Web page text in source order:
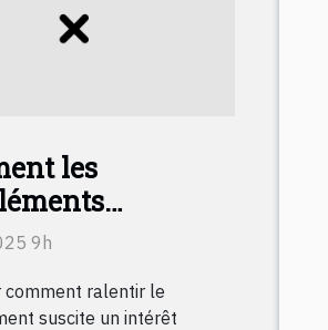
les
peuvent
?
9h
comment ralentir le
suscite un intérêt